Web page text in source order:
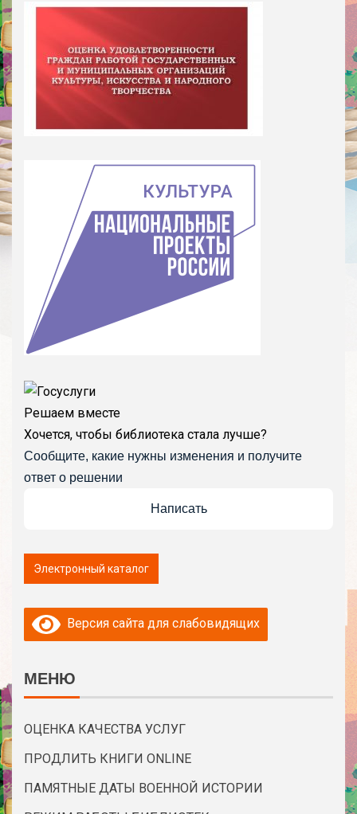
Решаем вместе
Хочется, чтобы библиотека стала лучше?
Сообщите, какие нужны изменения и получите
ответ о решении
Написать
Версия сайта для слабовидящих
МЕНЮ
ОЦЕНКА КАЧЕСТВА УСЛУГ
ПРОДЛИТЬ КНИГИ ONLINE
ПАМЯТНЫЕ ДАТЫ ВОЕННОЙ ИСТОРИИ